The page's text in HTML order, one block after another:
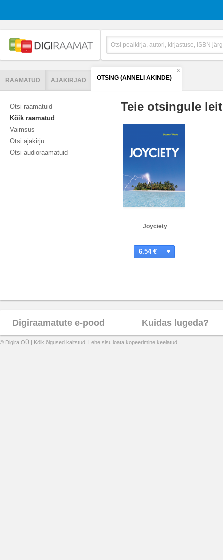
RAAMATUD AJAKIRJAD OTSING (ANNELI AKINDE)
X
Otsi raamatuid
Kõik raamatud
Vaimsus
Otsi ajakirju
Otsi audioraamatuid
Teie otsingule
Joyciety
6.54 €
Digiraamatute e-pood Kuidas lugeda?
© Digira OÜ | Kõik õigused kaitstud. Lehe sisu loata kopeerimine keelatud.